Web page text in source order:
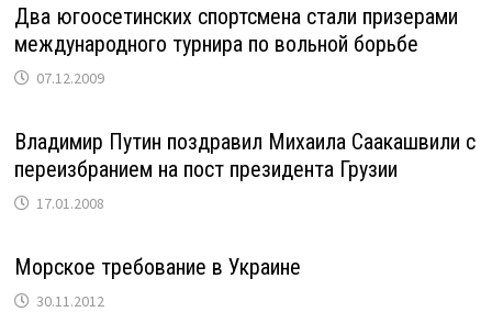
Два югоосетинских спортсмена стали призерами
международного турнира по вольной борьбе
07.12.2009
Владимир Путин поздравил Михаила Саакашвили с
переизбранием на пост президента Грузии
17.01.2008
Морское требование в Украине
30.11.2012